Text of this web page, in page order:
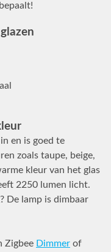
en is goed te
zoals taupe, beige,
kleur van het glas
2250 lumen licht.
De lamp is dimbaar
Zigbee Dimmer of